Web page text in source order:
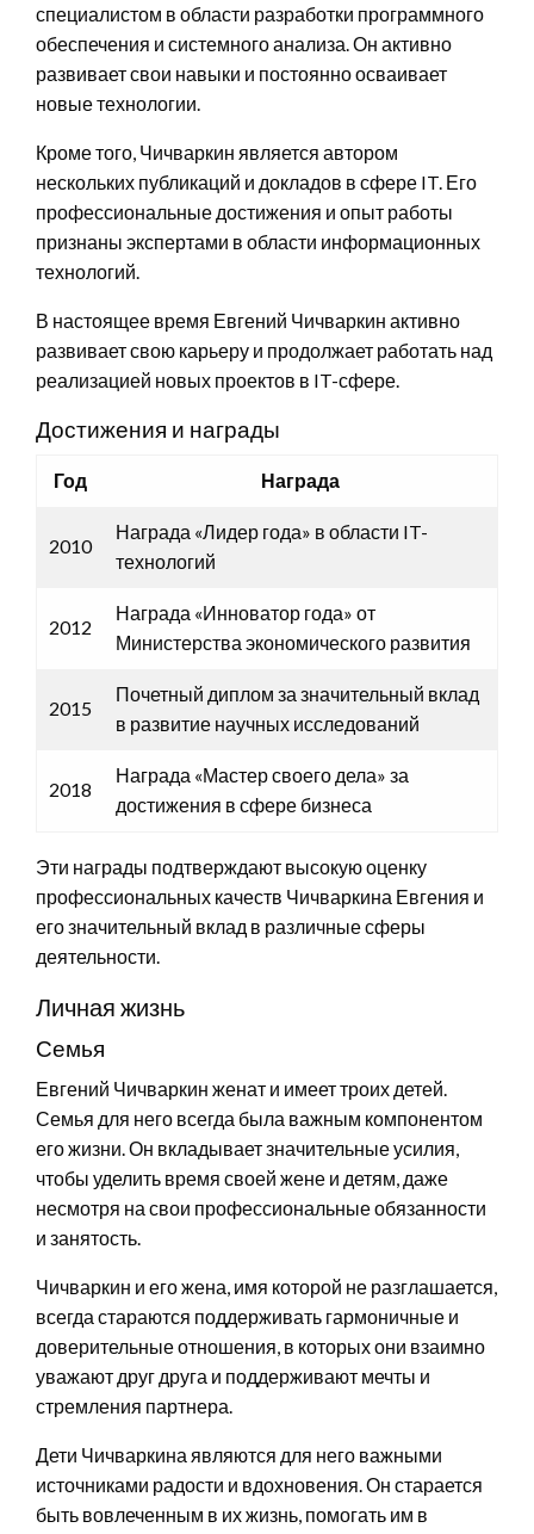
специалистом в области разработки программного
обеспечения и системного анализа. Он активно
развивает свои навыки и постоянно осваивает
новые технологии.
Кроме того, Чичваркин является автором
нескольких публикаций и докладов в сфере IT. Его
профессиональные достижения и опыт работы
признаны экспертами в области информационных
технологий.
В настоящее время Евгений Чичваркин активно
развивает свою карьеру и продолжает работать над
реализацией новых проектов в IT-сфере.
Достижения и награды
Год Награда
2010
Награда «Лидер года» в области IT-
технологий
2012
Награда «Инноватор года» от
Министерства экономического развития
2015
Почетный диплом за значительный вклад
в развитие научных исследований
2018
Награда «Мастер своего дела» за
достижения в сфере бизнеса
Эти награды подтверждают высокую оценку
профессиональных качеств Чичваркина Евгения и
его значительный вклад в различные сферы
деятельности.
Личная жизнь
Семья
Евгений Чичваркин женат и имеет троих детей.
Семья для него всегда была важным компонентом
его жизни. Он вкладывает значительные усилия,
чтобы уделить время своей жене и детям, даже
несмотря на свои профессиональные обязанности
и занятость.
Чичваркин и его жена, имя которой не разглашается,
всегда стараются поддерживать гармоничные и
доверительные отношения, в которых они взаимно
уважают друг друга и поддерживают мечты и
стремления партнера.
Дети Чичваркина являются для него важными
источниками радости и вдохновения. Он старается
быть вовлеченным в их жизнь, помогать им в